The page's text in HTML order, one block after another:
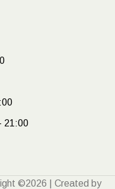
21:00
©2026 | Created by